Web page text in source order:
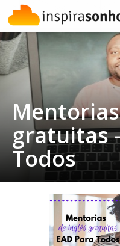
gratuitas
Todos